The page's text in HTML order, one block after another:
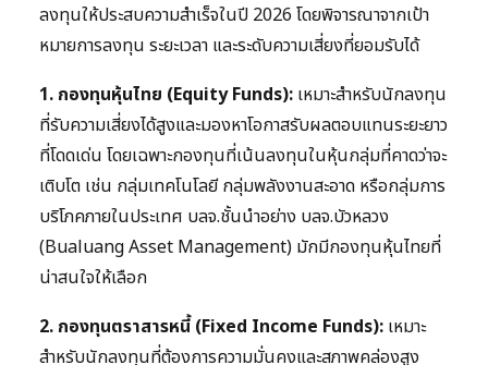
ลงทุนให้ประสบความสำเร็จในปี 2026 โดยพิจารณาจากเป้า
หมายการลงทุน ระยะเวลา และระดับความเสี่ยงที่ยอมรับได้
1. กองทุนหุ้นไทย (Equity Funds): เหมาะสำหรับนักลงทุน
ที่รับความเสี่ยงได้สูงและมองหาโอกาสรับผลตอบแทนระยะยาว
ที่โดดเด่น โดยเฉพาะกองทุนที่เน้นลงทุนในหุ้นกลุ่มที่คาดว่าจะ
เติบโต เช่น กลุ่มเทคโนโลยี กลุ่มพลังงานสะอาด หรือกลุ่มการ
บริโภคภายในประเทศ บลจ.ชั้นนำอย่าง บลจ.บัวหลวง
(Bualuang Asset Management) มักมีกองทุนหุ้นไทยที่
น่าสนใจให้เลือก
2. กองทุนตราสารหนี้ (Fixed Income Funds): เหมาะ
สำหรับนักลงทุนที่ต้องการความมั่นคงและสภาพคล่องสูง